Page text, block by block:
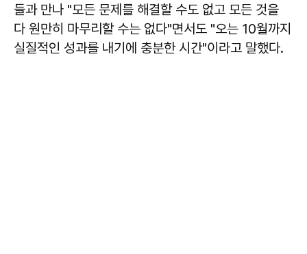
들과 만나 "모든 문제를 해결할 수도 없고 모든 것을
다 원만히 마무리할 수는 없다"면서도 "오는 10월까지
실질적인 성과를 내기에 충분한 시간"이라고 말했다.